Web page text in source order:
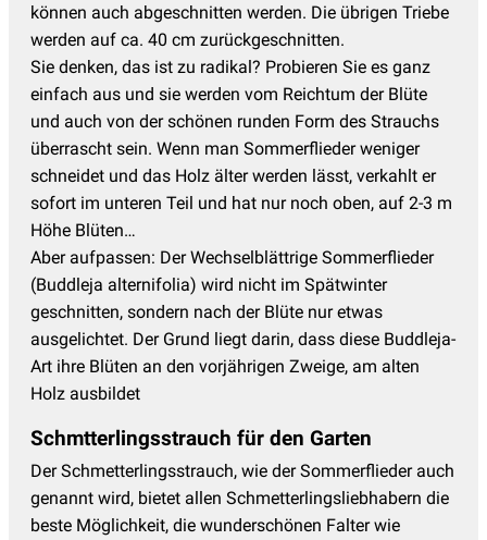
können auch abgeschnitten werden. Die übrigen Triebe
werden auf ca. 40 cm zurückgeschnitten.
Sie denken, das ist zu radikal? Probieren Sie es ganz
einfach aus und sie werden vom Reichtum der Blüte
und auch von der schönen runden Form des Strauchs
überrascht sein. Wenn man Sommerflieder weniger
schneidet und das Holz älter werden lässt, verkahlt er
sofort im unteren Teil und hat nur noch oben, auf 2-3 m
Höhe Blüten…
Aber aufpassen: Der Wechselblättrige Sommerflieder
(Buddleja alternifolia) wird nicht im Spätwinter
geschnitten, sondern nach der Blüte nur etwas
ausgelichtet. Der Grund liegt darin, dass diese Buddleja-
Art ihre Blüten an den vorjährigen Zweige, am alten
Holz ausbildet
Schmtterlingsstrauch für den Garten
Der Schmetterlingsstrauch, wie der Sommerflieder auch
genannt wird, bietet allen Schmetterlingsliebhabern die
beste Möglichkeit, die wunderschönen Falter wie